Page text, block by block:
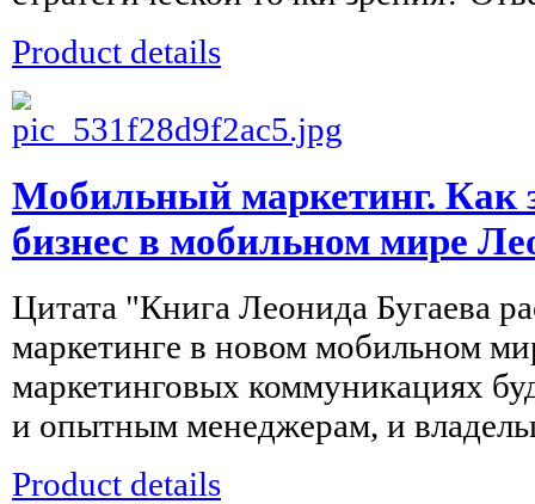
Product details
Мобильный маркетинг. Как
бизнес в мобильном мире
Цитата "Книга Леонида Бугаева
маркетинге в новом мобильном
маркетинговых коммуникациях
и опытным менеджерам, и
Product details